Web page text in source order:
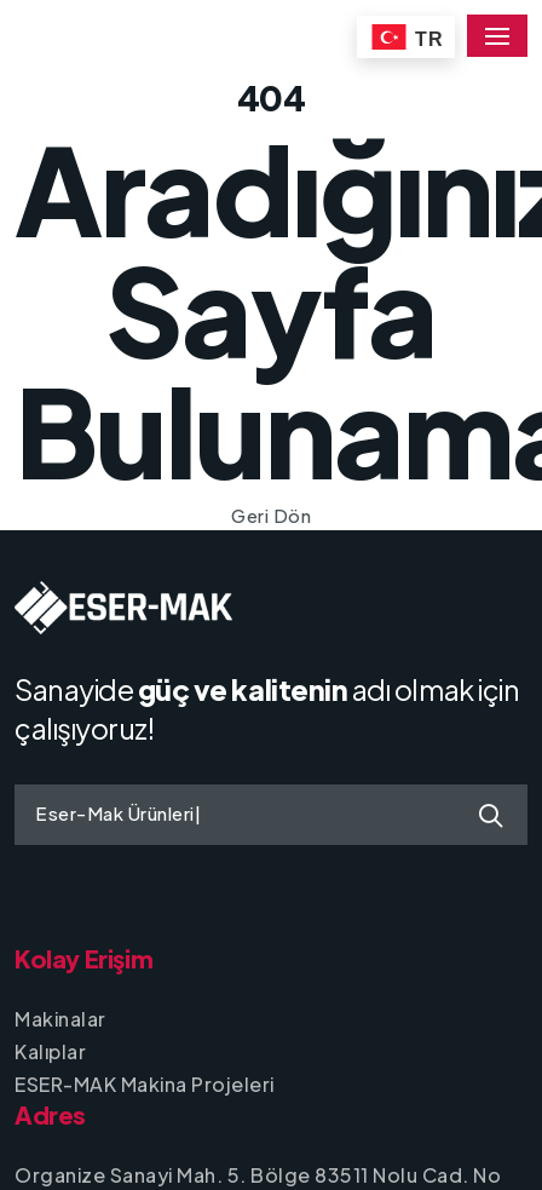
TR
404
Sayfa
Geri Dön
Sanayidegüç ve kaliteninadı olmak için
çalışıyoruz!
Eser-Mak Ürünleri|
Kolay Erişim
Makinalar
Kalıplar
ESER-MAK Makina Projeleri
Adres
Organize Sanayi Mah. 5. Bölge 83511 Nolu Cad. No